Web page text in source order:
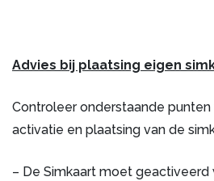
Advies bij plaatsing eigen
Controleer onderstaande
activatie en plaatsing van de
– De Simkaart moet geactiveerd